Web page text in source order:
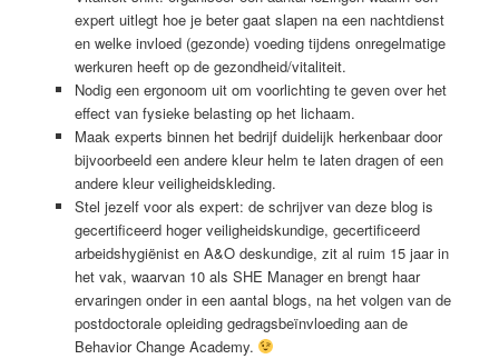
expert uitlegt hoe je beter gaat slapen na een nachtdienst
en welke invloed (gezonde) voeding tijdens onregelmatige
werkuren heeft op de gezondheid/vitaliteit.
Nodig een ergonoom uit om voorlichting te geven over het
effect van fysieke belasting op het lichaam.
Maak experts binnen het bedrijf duidelijk herkenbaar door
bijvoorbeeld een andere kleur helm te laten dragen of een
andere kleur veiligheidskleding.
Stel jezelf voor als expert: de schrijver van deze blog is
gecertificeerd hoger veiligheidskundige, gecertificeerd
arbeidshygiënist en A&O deskundige, zit al ruim 15 jaar in
het vak, waarvan 10 als SHE Manager en brengt haar
ervaringen onder in een aantal blogs, na het volgen van de
postdoctorale opleiding gedragsbeïnvloeding aan de
Behavior Change Academy.